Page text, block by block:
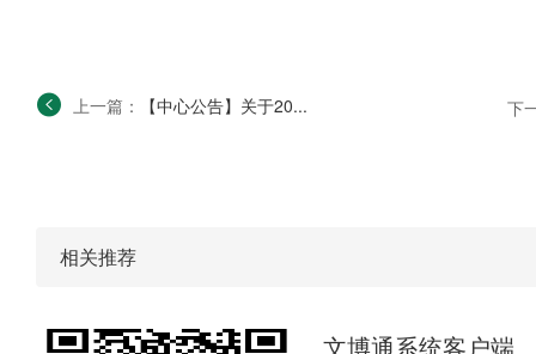
上一篇： 【中心公告】关于20... 下
相关推荐
文博通系统客户端